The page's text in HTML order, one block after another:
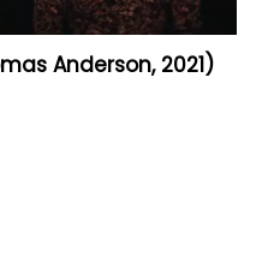
Anderson, 2021)